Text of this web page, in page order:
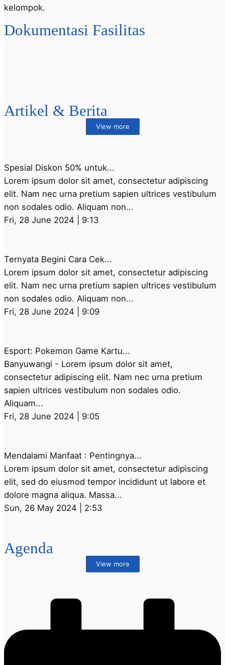
kelompok.
Dokumentasi Fasilitas
Artikel & Berita
View more
Spesial Diskon 50% untuk...
Lorem ipsum dolor sit amet, consectetur adipiscing
elit. Nam nec urna pretium sapien ultrices vestibulum
non sodales odio. Aliquam non...
Fri, 28 June 2024 | 9:13
Ternyata Begini Cara Cek...
Lorem ipsum dolor sit amet, consectetur adipiscing
elit. Nam nec urna pretium sapien ultrices vestibulum
non sodales odio. Aliquam non...
Fri, 28 June 2024 | 9:09
Esport: Pokemon Game Kartu...
Banyuwangi - Lorem ipsum dolor sit amet,
consectetur adipiscing elit. Nam nec urna pretium
sapien ultrices vestibulum non sodales odio.
Aliquam...
Fri, 28 June 2024 | 9:05
Mendalami Manfaat : Pentingnya...
Lorem ipsum dolor sit amet, consectetur adipiscing
elit, sed do eiusmod tempor incididunt ut labore et
dolore magna aliqua. Massa...
Sun, 26 May 2024 | 2:53
Agenda
View more